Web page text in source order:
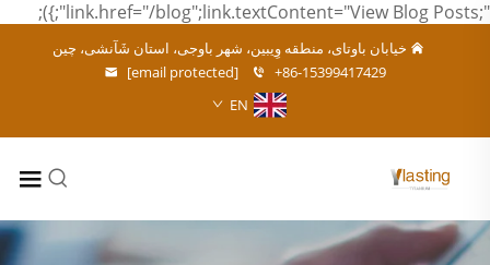
";link.href="/blog";link.textContent="View Blog Posts";});
خیابان باوتای، منطقه وِیبین، شهر باوجی، استان شَآنشی، چین
+86-15399417429
[email protected]
EN